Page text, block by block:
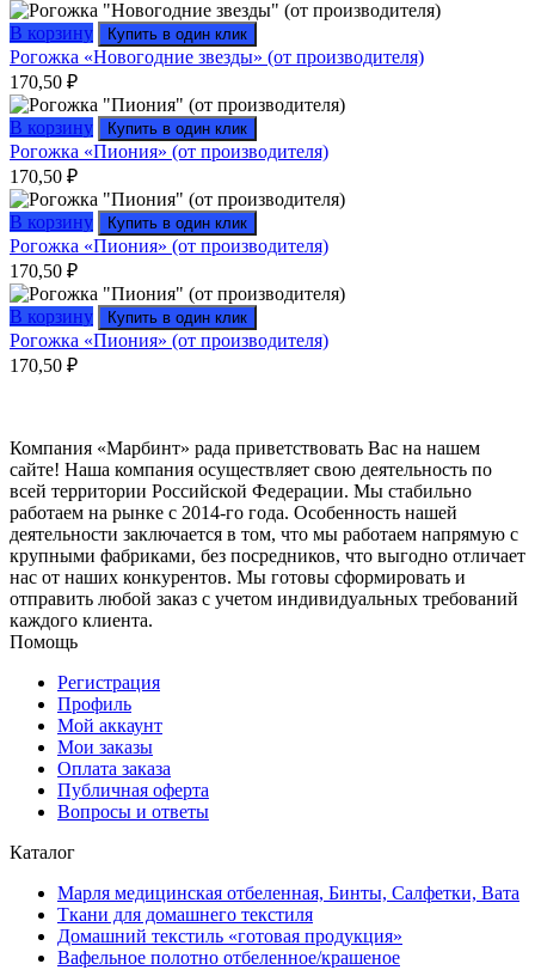
В корзину Купить в один клик
Рогожка «Новогодние звезды» (от производителя)
170,50 ₽
В корзину Купить в один клик
Рогожка «Пиония» (от производителя)
170,50 ₽
В корзину Купить в один клик
Рогожка «Пиония» (от производителя)
170,50 ₽
В корзину Купить в один клик
Рогожка «Пиония» (от производителя)
170,50 ₽
Компания «Марбинт» рада приветствовать Вас на нашем
сайте! Наша компания осуществляет свою деятельность по
всей территории Российской Федерации. Мы стабильно
работаем на рынке с 2014-го года. Особенность нашей
деятельности заключается в том, что мы работаем напрямую с
крупными фабриками, без посредников, что выгодно отличает
нас от наших конкурентов. Мы готовы сформировать и
отправить любой заказ с учетом индивидуальных требований
каждого клиента.
Помощь
Регистрация
Профиль
Мой аккаунт
Мои заказы
Оплата заказа
Публичная оферта
Вопросы и ответы
Каталог
Марля медицинская отбеленная, Бинты, Салфетки, Вата
Ткани для домашнего текстиля
Домашний текстиль «готовая продукция»
Вафельное полотно отбеленное/крашеное